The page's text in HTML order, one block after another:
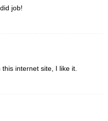
job!
internet site, I like it.